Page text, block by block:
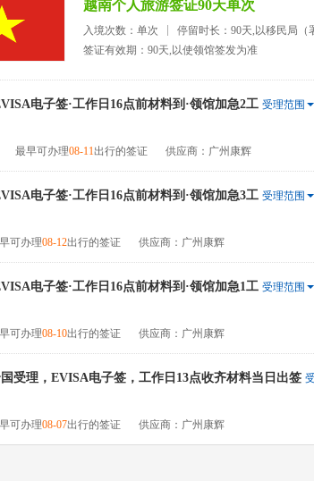
越南个人旅游签证90天单次
入境次数：单次
停留时长：90天,以移民局（
签证有效期：90天,以使领馆签发为准
电子签·工作日16点前材料到·领馆加急2工 受理范围
最早可办理08-11出行的签证 供应商：广州康辉
电子签·工作日16点前材料到·领馆加急3工 受理范围
可办理08-12出行的签证 供应商：广州康辉
电子签·工作日16点前材料到·领馆加急1工 受理范围
可办理08-10出行的签证 供应商：广州康辉
受理，EVISA电子签，工作日13点收齐材料当日出签
可办理08-07出行的签证 供应商：广州康辉